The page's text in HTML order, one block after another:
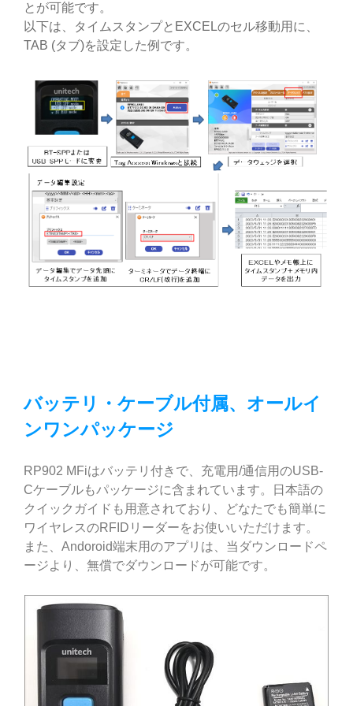
とが可能です。
以下は、タイムスタンプとEXCELのセル移動用に、
TAB (タブ)を設定した例です。
バッテリ・ケーブル付属、オールイ
ンワンパッケージ
RP902 MFiはバッテリ付きで、充電用/通信用のUSB-
Cケーブルもパッケージに含まれています。日本語の
クイックガイドも用意されており、どなたでも簡単に
ワイヤレスのRFIDリーダーをお使いいただけます。
また、Andoroid端末用のアプリは、当ダウンロードペ
ージより、無償でダウンロードが可能です。